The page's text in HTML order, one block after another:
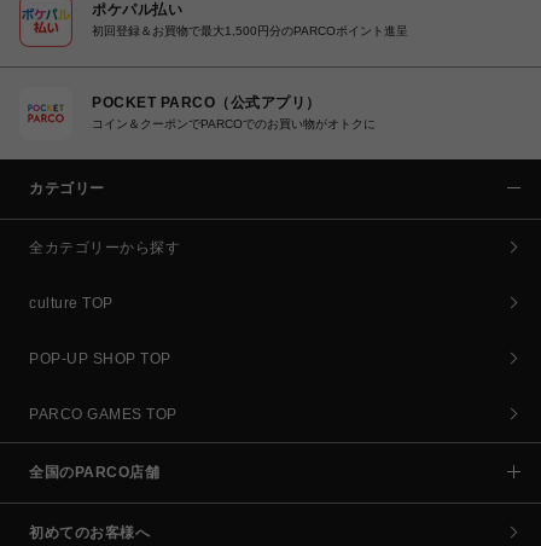
ポケパル払い
初回登録＆お買物で最大1,500円分のPARCOポイント進呈
POCKET PARCO（公式アプリ）
コイン＆クーポンでPARCOでのお買い物がオトクに
カテゴリー
全カテゴリーから探す
culture TOP
POP-UP SHOP TOP
PARCO GAMES TOP
全国のPARCO店舗
初めてのお客様へ